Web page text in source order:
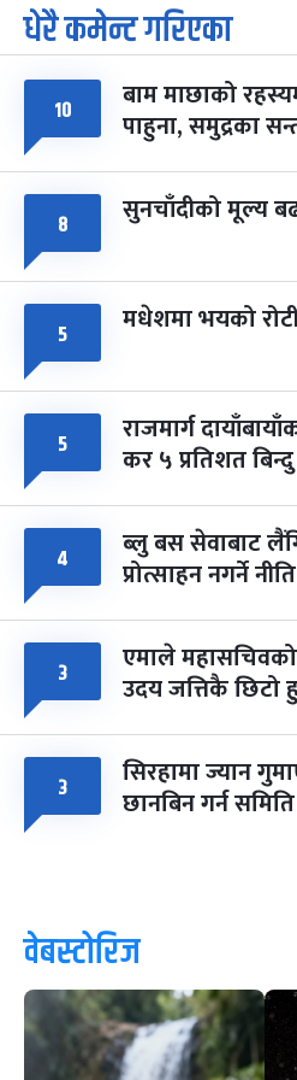
७
आइत
पूर्णिमा व्रत
चैत्र ७, २०८३-Mar 21, 2027
८ फागुपूर्णिमा
चैत्र ८, २०८३-Mar 22, 2027
धेरै कमेन्ट गरिएका
१० बाम माछाको
पाहुना, समुद्रका
८ सुनचाँदीको मूल्य
५ मधेशमा भयको
५ राजमार्ग
कर ५ प्रतिशत
४ ब्लु बस सेवाबाट
प्रोत्साहन नगर्ने
३ एमाले महासचिवको
उदय जत्तिकै छिटो
३ सिरहामा ज्यान
छानबिन गर्न
वेबस्टोरिज